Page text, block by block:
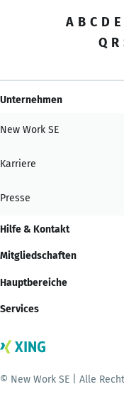
A B C D E
Q R
Unternehmen
New Work SE
Karriere
Presse
Hilfe & Kontakt
Mitgliedschaften
Hauptbereiche
Services
© New Work SE | Alle